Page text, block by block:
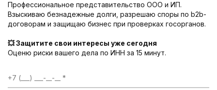
Профессиональное представительство ООО и ИП.
Взыскиваю безнадежные долги, разрешаю споры по b2b-
договорам и защищаю бизнес при проверках госорганов.
💥 Защитите свои интересы уже сегодня
Оценю риски вашего дела по ИНН за 15 минут.
+7 (___) ___-__-__